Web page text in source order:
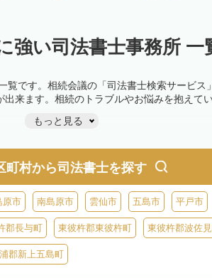
強い司法書士事務所 一
覧です。相続会議の「司法書士検索サービス
来ます。相続のトラブルやお悩みを抱えて
もっと見る
町村から司法書士を探す
原市 南島原市 雲仙市 五島市 平戸市
郡長与町 東彼杵郡東彼杵町 東彼杵郡波佐
郡新上五島町